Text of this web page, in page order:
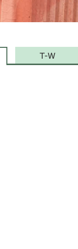
T-W